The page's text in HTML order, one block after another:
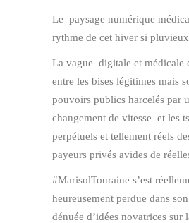
Le paysage numérique
rythme de cet hiver si
La vague digitale et médicale
entre les bises légitimes mais
pouvoirs publics harcelés par
changement de vitesse et les
perpétuels et tellement réels
payeurs privés avides de
#MarisolTouraine s’est
heureusement perdue dans
dénuée d’idées novatrices sur